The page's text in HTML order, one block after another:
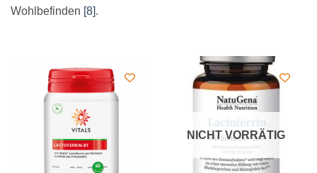
Wohlbefinden [8].
NICHT VORRÄTIG